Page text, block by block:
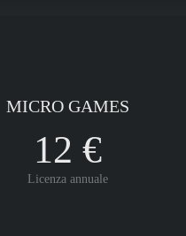
MICRO GAMES
12 €
Licenza annuale